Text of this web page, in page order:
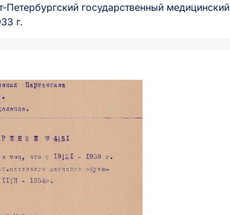
государственный медицинский
г.